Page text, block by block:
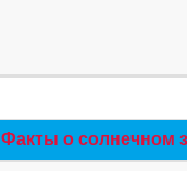
Факты о солнечном